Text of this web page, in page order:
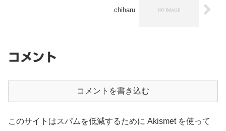
chiharu
コメント
コメントを書き込む
このサイトはスパムを低減するために Akismet を使って